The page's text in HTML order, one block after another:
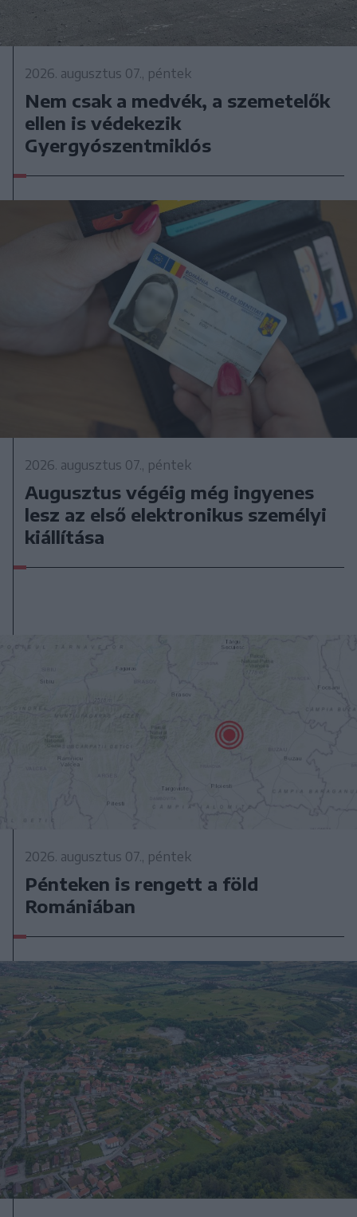
2026. augusztus 07., péntek
Nem csak a medvék, a szemetelők
ellen is védekezik
Gyergyószentmiklós
2026. augusztus 07., péntek
Augusztus végéig még ingyenes
lesz az első elektronikus személyi
kiállítása
2026. augusztus 07., péntek
Pénteken is rengett a föld
Romániában